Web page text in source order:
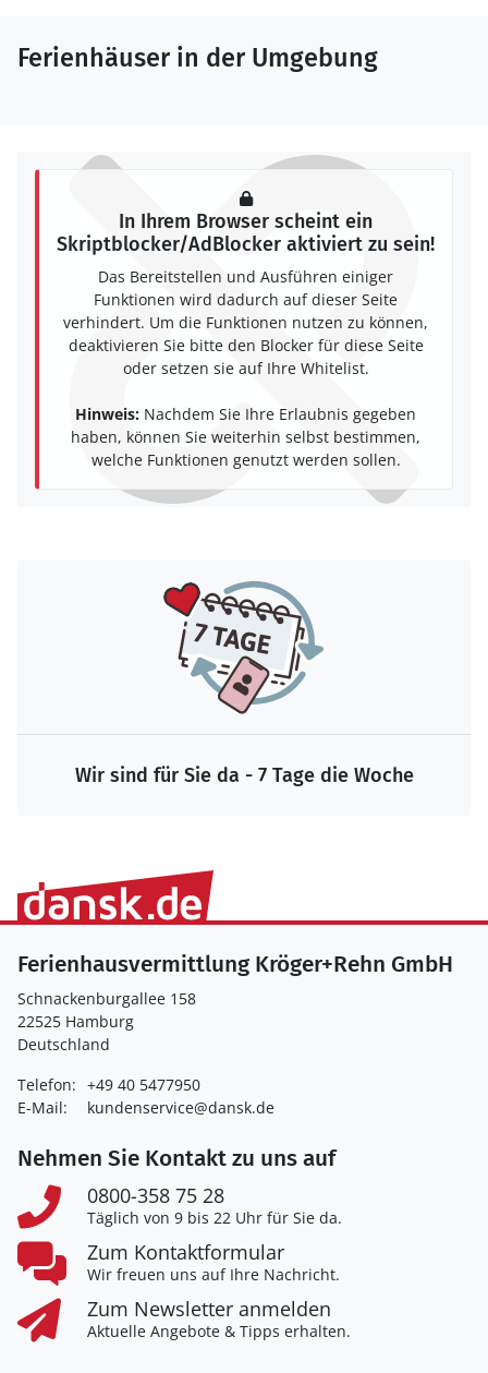
Ferienhäuser in der Umgebung
In Ihrem Browser scheint ein
Skriptblocker/AdBlocker aktiviert zu sein!
Das Bereitstellen und Ausführen einiger
Funktionen wird dadurch auf dieser Seite
verhindert. Um die Funktionen nutzen zu können,
deaktivieren Sie bitte den Blocker für diese Seite
oder setzen sie auf Ihre Whitelist.
Hinweis: Nachdem Sie Ihre Erlaubnis gegeben
haben, können Sie weiterhin selbst bestimmen,
welche Funktionen genutzt werden sollen.
Wir sind für Sie da - 7 Tage die Woche
Ferienhausvermittlung Kröger+Rehn GmbH
Schnackenburgallee 158
22525 Hamburg
Deutschland
Telefon: +49 40 5477950
E-Mail:
kundenservice@dansk.de
Nehmen Sie Kontakt zu uns auf
0800-358 75 28
Täglich von 9 bis 22 Uhr für Sie da.
Zum Kontaktformular
Wir freuen uns auf Ihre Nachricht.
Zum Newsletter anmelden
Aktuelle Angebote & Tipps erhalten.